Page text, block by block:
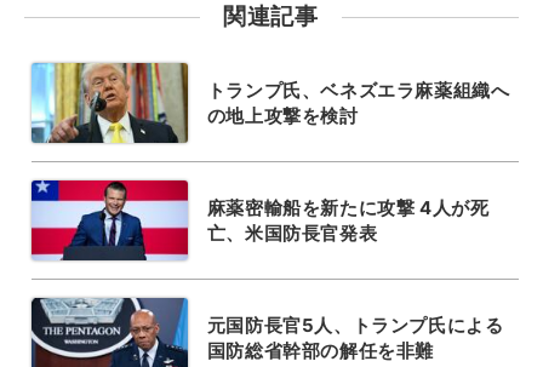
関連記事
トランプ氏、ベネズエラ麻薬組織へ
の地上攻撃を検討
麻薬密輸船を新たに攻撃 4人が死
亡、米国防長官発表
元国防長官5人、トランプ氏による
国防総省幹部の解任を非難